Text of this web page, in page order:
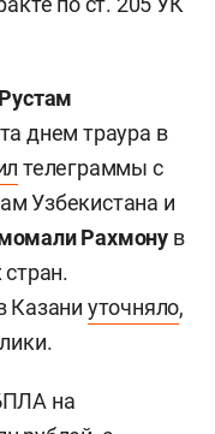
Рустам
днем траура в
телеграммы с
Узбекистана и
Рахмону в
Казани уточняло,
на